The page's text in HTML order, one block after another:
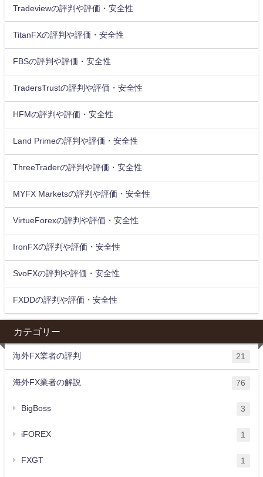
Tradeviewの評判や評価・安全性
TitanFXの評判や評価・安全性
FBSの評判や評価・安全性
TradersTrustの評判や評価・安全性
HFMの評判や評価・安全性
Land Primeの評判や評価・安全性
ThreeTraderの評判や評価・安全性
MYFX Marketsの評判や評価・安全性
VirtueForexの評判や評価・安全性
IronFXの評判や評価・安全性
SvoFXの評判や評価・安全性
FXDDの評判や評価・安全性
カテゴリー
海外FX業者の評判 21
海外FX業者の解説 76
BigBoss 3
iFOREX 1
FXGT 1